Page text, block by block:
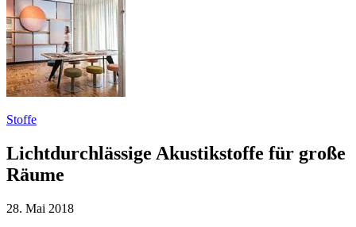
Stoffe
Lichtdurchlässige Akustikstoffe für große
Räume
28. Mai 2018